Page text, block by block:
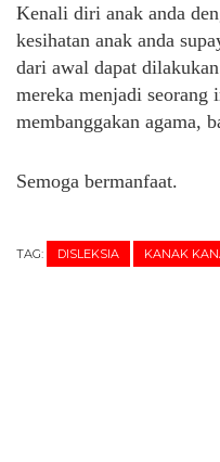
Kenali diri anak anda
kesihatan anak anda
dari awal dapat
mereka menjadi seorang
membanggakan agama,
Semoga bermanfaat.
TAG: DISLEKSIA KANAK